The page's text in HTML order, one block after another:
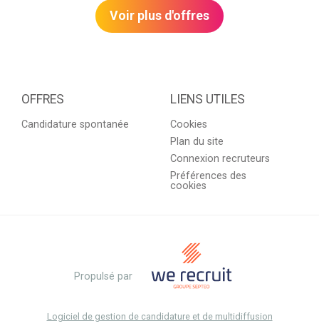
Voir plus d'offres
OFFRES
Candidature spontanée
LIENS UTILES
Cookies
Plan du site
Connexion recruteurs
Préférences des
cookies
Propulsé par
Logiciel de gestion de candidature et de multidiffusion